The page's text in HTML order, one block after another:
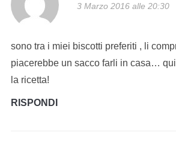
3 Marzo 2016 alle 20:30
sono tra i miei biscotti preferiti , li
piacerebbe un sacco farli in casa…
la ricetta!
RISPONDI